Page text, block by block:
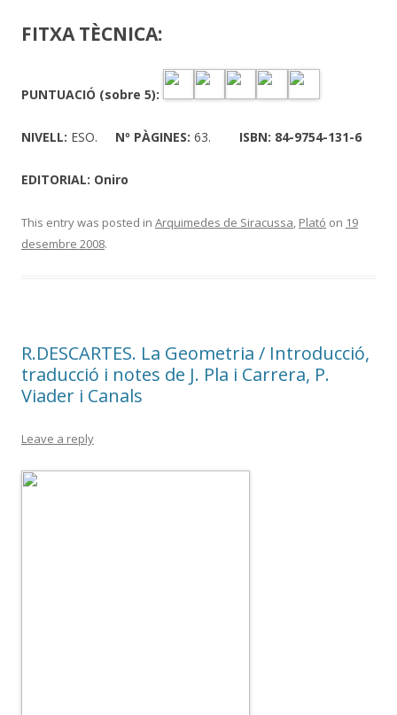
FITXA TÈCNICA:
PUNTUACIÓ (sobre 5):
NIVELL: ESO. Nº PÀGINES: 63. ISBN: 84-9754-131-6
EDITORIAL: Oniro
This entry was posted in Arquimedes de Siracussa, Plató on 19
desembre 2008.
R.DESCARTES. La Geometria / Introducció,
traducció i notes de J. Pla i Carrera, P.
Viader i Canals
Leave a reply